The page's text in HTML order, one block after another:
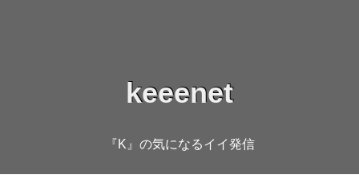
keeenet
『K』の気になるイイ発信